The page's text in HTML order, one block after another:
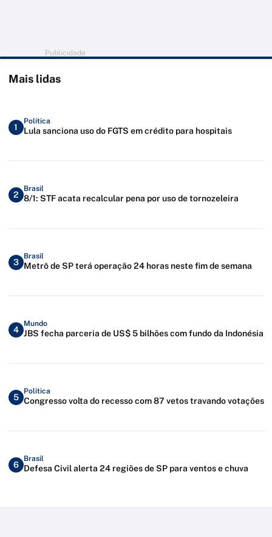
Publicidade
Mais lidas
1
Política
Lula sanciona uso do FGTS em crédito para hospitais
2
Brasil
8/1: STF acata recalcular pena por uso de tornozeleira
3
Brasil
Metrô de SP terá operação 24 horas neste fim de semana
4
Mundo
JBS fecha parceria de US$ 5 bilhões com fundo da Indonésia
5
Política
Congresso volta do recesso com 87 vetos travando votações
6
Brasil
Defesa Civil alerta 24 regiões de SP para ventos e chuva